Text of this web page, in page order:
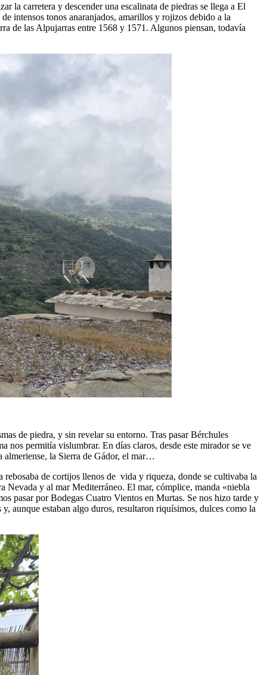
la carretera y descender una escalinata de piedras se llega a El
intensos tonos anaranjados, amarillos y rojizos debido a la
de las Alpujarras entre 1568 y 1571. Algunos piensan, todavía
de piedra, y sin revelar su entorno. Tras pasar Bérchules
nos permitía vislumbrar. En días claros, desde este mirador se ve
la Sierra de Gádor, el mar…
de cortijos llenos de vida y riqueza, donde se cultivaba la
Nevada y al mar Mediterráneo. El mar, cómplice, manda «niebla
pasar por Bodegas Cuatro Vientos en Murtas. Se nos hizo tarde y
aunque estaban algo duros, resultaron riquísimos, dulces como la